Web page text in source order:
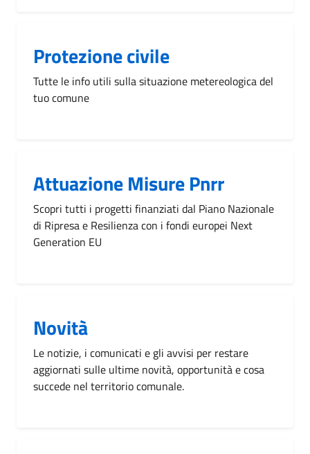
Protezione civile
Tutte le info utili sulla situazione metereologica del
tuo comune
Attuazione Misure Pnrr
Scopri tutti i progetti finanziati dal Piano Nazionale
di Ripresa e Resilienza con i fondi europei Next
Generation EU
Novità
Le notizie, i comunicati e gli avvisi per restare
aggiornati sulle ultime novità, opportunità e cosa
succede nel territorio comunale.